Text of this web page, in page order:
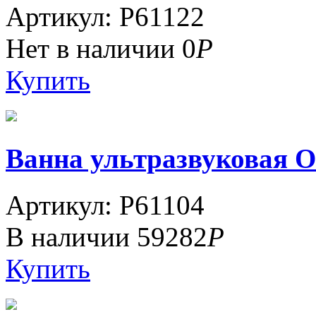
Артикул: P61122
Нет в наличии 0Р
Купить
Ванна ультразвуковая
Артикул: P61104
В наличии 59282Р
Купить